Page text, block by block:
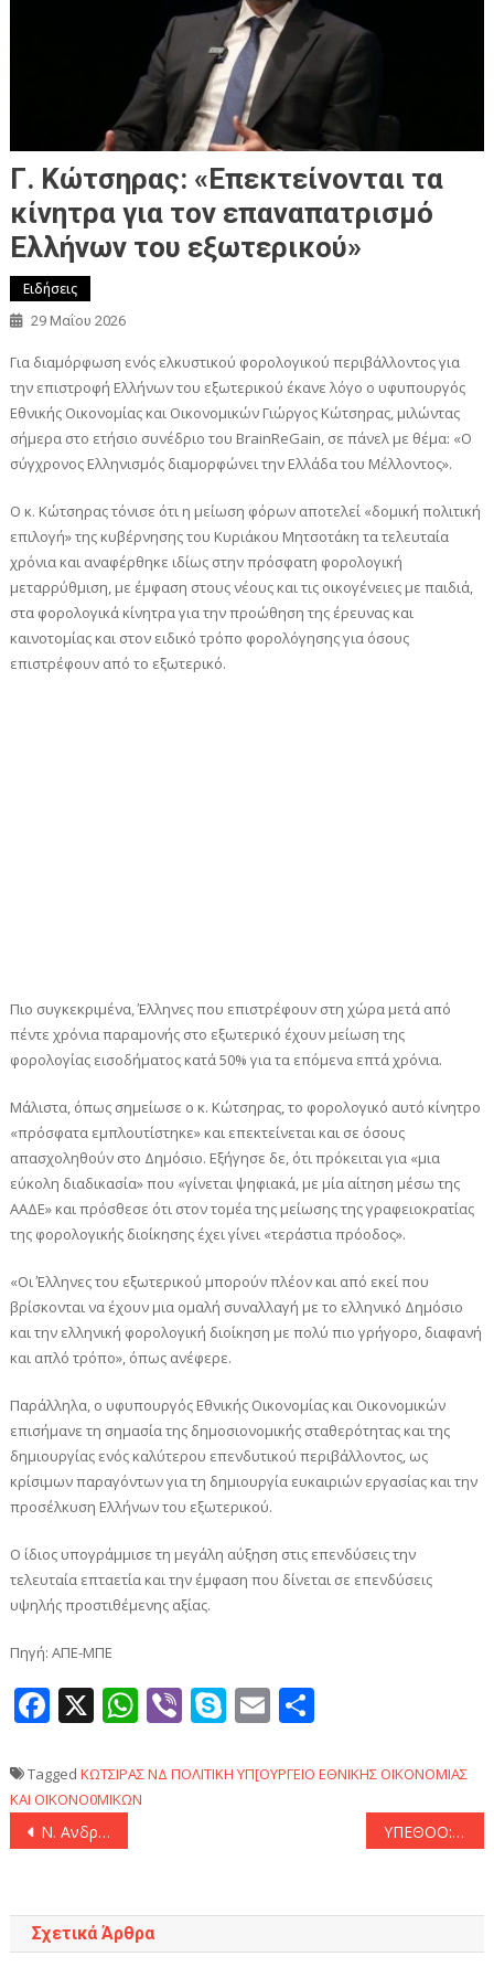
Γ. Κώτσηρας: «Επεκτείνονται τα
κίνητρα για τον επαναπατρισμό
Ελλήνων του εξωτερικού»
Ειδήσεις
29 Μαΐου 2026
Για διαμόρφωση ενός ελκυστικού φορολογικού περιβάλλοντος για
την επιστροφή Ελλήνων του εξωτερικού έκανε λόγο ο υφυπουργός
Εθνικής Οικονομίας και Οικονομικών Γιώργος Κώτσηρας, μιλώντας
σήμερα στο ετήσιο συνέδριο του BrainReGain, σε πάνελ με θέμα: «Ο
σύγχρονος Ελληνισμός διαμορφώνει την Ελλάδα του Μέλλοντος».
Ο κ. Κώτσηρας τόνισε ότι η μείωση φόρων αποτελεί «δομική πολιτική
επιλογή» της κυβέρνησης του Κυριάκου Μητσοτάκη τα τελευταία
χρόνια και αναφέρθηκε ιδίως στην πρόσφατη φορολογική
μεταρρύθμιση, με έμφαση στους νέους και τις οικογένειες με παιδιά,
στα φορολογικά κίνητρα για την προώθηση της έρευνας και
καινοτομίας και στον ειδικό τρόπο φορολόγησης για όσους
επιστρέφουν από το εξωτερικό.
Πιο συγκεκριμένα, Έλληνες που επιστρέφουν στη χώρα μετά από
πέντε χρόνια παραμονής στο εξωτερικό έχουν μείωση της
φορολογίας εισοδήματος κατά 50% για τα επόμενα επτά χρόνια.
Μάλιστα, όπως σημείωσε ο κ. Κώτσηρας, το φορολογικό αυτό κίνητρο
«πρόσφατα εμπλουτίστηκε» και επεκτείνεται και σε όσους
απασχοληθούν στο Δημόσιο. Εξήγησε δε, ότι πρόκειται για «μια
εύκολη διαδικασία» που «γίνεται ψηφιακά, με μία αίτηση μέσω της
ΑΑΔΕ» και πρόσθεσε ότι στον τομέα της μείωσης της γραφειοκρατίας
της φορολογικής διοίκησης έχει γίνει «τεράστια πρόοδος».
«Οι Έλληνες του εξωτερικού μπορούν πλέον και από εκεί που
βρίσκονται να έχουν μια ομαλή συναλλαγή με το ελληνικό Δημόσιο
και την ελληνική φορολογική διοίκηση με πολύ πιο γρήγορο, διαφανή
και απλό τρόπο», όπως ανέφερε.
Παράλληλα, ο υφυπουργός Εθνικής Οικονομίας και Οικονομικών
επισήμανε τη σημασία της δημοσιονομικής σταθερότητας και της
δημιουργίας ενός καλύτερου επενδυτικού περιβάλλοντος, ως
κρίσιμων παραγόντων για τη δημιουργία ευκαιριών εργασίας και την
προσέλκυση Ελλήνων του εξωτερικού.
Ο ίδιος υπογράμμισε τη μεγάλη αύξηση στις επενδύσεις την
τελευταία επταετία και την έμφαση που δίνεται σε επενδύσεις
υψηλής προστιθέμενης αξίας.
Πηγή: ΑΠΕ-ΜΠΕ
Facebook
X WhatsApp
ViberSkype
Email
Tagged ΚΩΤΣΙΡΑΣΝΔ ΠΟΛΙΤΙΚΗ ΥΠ[ΟΥΡΓΕΙΟ ΕΘΝΙΚΗΣ ΟΙΚΟΝΟΜΙΑΣ
ΚΑΙ ΟΙΚΟΝΟ0ΜΙΚΩΝ
Πλοήγηση
Ν. Ανδρουλάκης: «Αισιοδοξία και καλή επιτυχία σε όλους τους μαθητές» ΥΠΕΘΟΟ: «Η υλοποίηση του Φορέα Απόκτησης και Επαναμίσθωσης ενοχλεί όσους είχαν ποντάρει στην αποτυχία του – Κανένας ευάλωτος οφειλέτης δεν έμεινε απροστάτευτος»
Σχετικά Άρθρα